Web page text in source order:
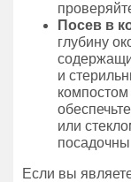
Посев в
глубину
и
или
Если вы